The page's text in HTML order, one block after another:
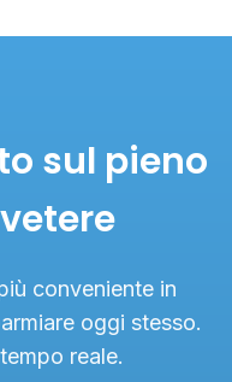
sul pieno
conveniente in
oggi stesso.
reale.